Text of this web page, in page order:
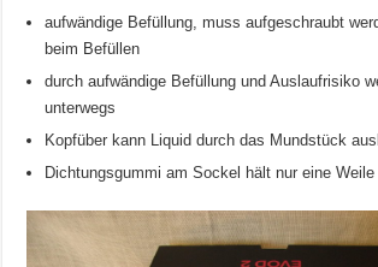
aufwändige Befüllung, muss aufgeschraubt
beim Befüllen
durch aufwändige Befüllung und Auslaufrisiko
unterwegs
Kopfüber kann Liquid durch das Mundstück
Dichtungsgummi am Sockel hält nur eine Weile